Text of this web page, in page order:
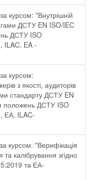
курсом: "Внутрішній
ДСТУ EN ISO/IEC
ДСТУ ISO
ILAC, EA -
курсом:
з якості, аудиторів
стандарту ДСТУ EN
положень ДСТУ ISO
ЕА, ILAC-
курсом: "Верифікація
калібрування згідно
та ЕА-